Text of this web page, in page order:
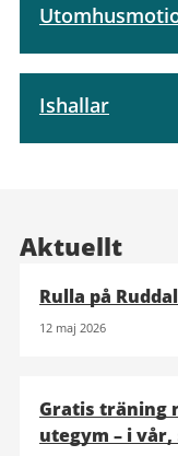
Ishallar
Aktuellt
Rulla på
12 maj 2026
Gratis träning
utegym